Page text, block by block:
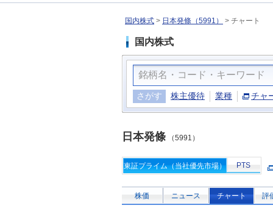
国内株式 > 日本発條（5991） > チャート
国内株式
さがす 株主優待 業種 チャ
日本発條 （5991）
東証プライム（当社優先市場） PTS
株価 ニュース チャート 評